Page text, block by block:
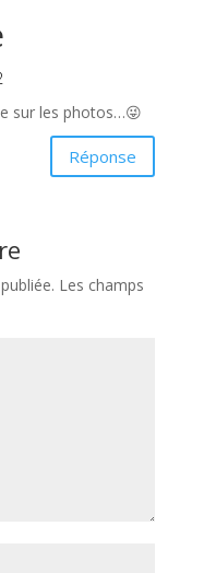
sur les photos…😜
Réponse
Les champs